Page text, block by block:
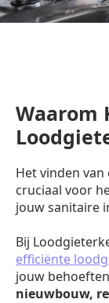
Waarom
Het vinden van
cruciaal voor
jouw sanitaire
Bij
efficiënte
jouw
nieuwbouw,